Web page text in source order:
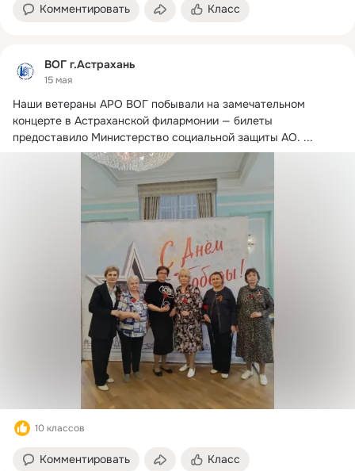
Комментировать Класс
ВОГ г.Астрахань
15 мая
Наши ветераны АРО ВОГ побывали на замечательном
концерте в Астраханской филармонии — билеты
предоставило Министерство социальной защиты АО. ...
10 классов
Комментировать Класс